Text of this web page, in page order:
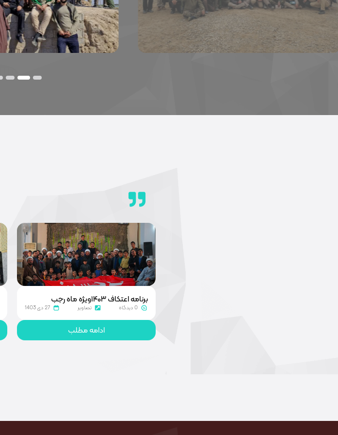
1
2
برنامه اعتکاف ۱۴۰۳ویژه ماه رجب
0 دیدگاه تصاویر 27 دی 1403
ادامه مطلب